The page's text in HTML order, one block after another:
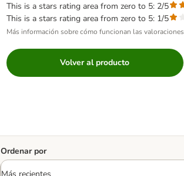
This is a stars rating area from zero to 5: 2/5
This is a stars rating area from zero to 5: 1/5
Más información sobre cómo funcionan las valoraciones
Volver al producto
Ordenar por